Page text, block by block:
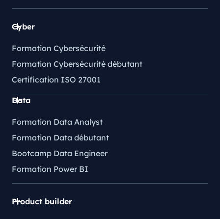
Cyber
Formation Cybersécurité
Formation Cybersécurité débutant
Certification ISO 27001
Data
Formation Data Analyst
Formation Data débutant
Bootcamp Data Engineer
Formation Power BI
Product builder